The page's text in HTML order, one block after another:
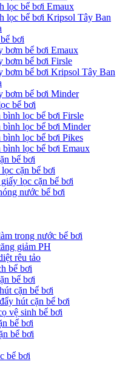
lọc bể bơi Emaux
lọc bể bơi Kripsol Tây Ban
bơi
bơm bể bơi Emaux
bơm bể bơi Firsle
bơm bể bơi Kripsol Tây Ban
bơm bể bơi Minder
bể bơi
bình lọc bể bơi Firsle
bình lọc bể bơi Minder
bình lọc bể bơi Pikes
bình lọc bể bơi Emaux
bể bơi
cặn bể bơi
lọc cặn bể bơi
nước bể bơi
trong nước bể bơi
giảm PH
rêu tảo
bể bơi
bể bơi
cặn bể bơi
hút cặn bể bơi
vệ sinh bể bơi
bể bơi
bể bơi
bể bơi